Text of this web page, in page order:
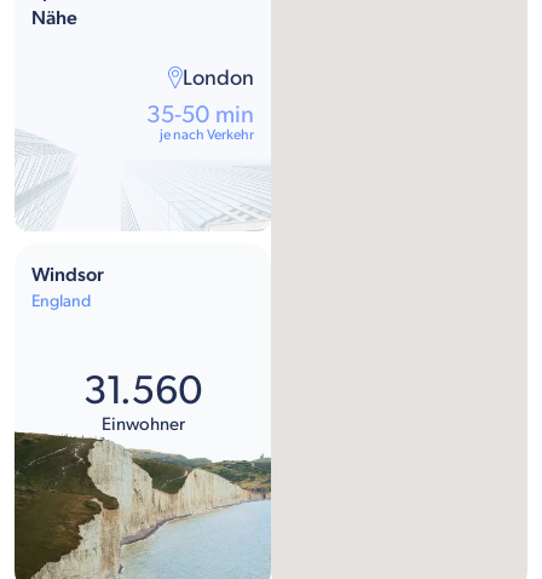
Nähe
London
35-50 min
je nach Verkehr
Windsor
England
31.560
Einwohner